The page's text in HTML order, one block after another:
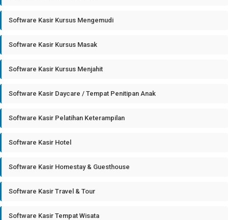
Software Kasir Kursus Mengemudi
Software Kasir Kursus Masak
Software Kasir Kursus Menjahit
Software Kasir Daycare / Tempat Penitipan Anak
Software Kasir Pelatihan Keterampilan
Software Kasir Hotel
Software Kasir Homestay & Guesthouse
Software Kasir Travel & Tour
Software Kasir Tempat Wisata